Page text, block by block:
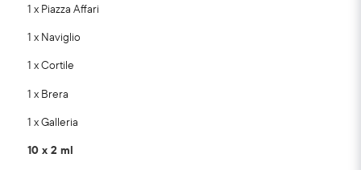
1 x Piazza Affari
1 x Naviglio
1 x Cortile
1 x Brera
1 x Galleria
10 x 2 ml